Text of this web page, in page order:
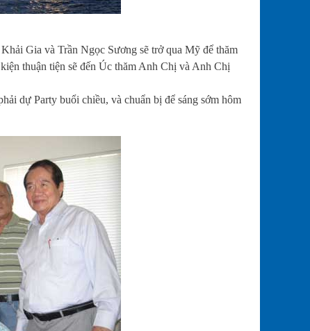
Gia và Trần Ngọc Sương sẽ trở qua Mỹ để thăm
thuận tiện sẽ đến Úc thăm Anh Chị và Anh Chị
dự Party buổi chiều, và chuẩn bị để sáng sớm hôm